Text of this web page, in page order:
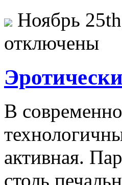
Ноябрь
отключены
В
активная.
столь